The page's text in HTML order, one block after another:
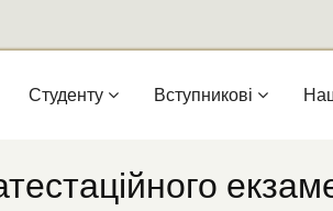
Студенту Вступникові